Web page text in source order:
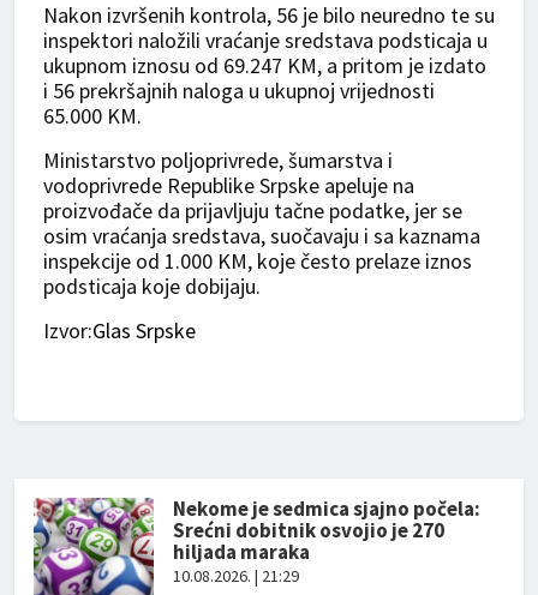
Nakon izvršenih kontrola, 56 je bilo neuredno te su
inspektori naložili vraćanje sredstava podsticaja u
ukupnom iznosu od 69.247 KM, a pritom je izdato
i 56 prekršajnih naloga u ukupnoj vrijednosti
65.000 KM.
Ministarstvo poljoprivrede, šumarstva i
vodoprivrede Republike Srpske apeluje na
proizvođače da prijavljuju tačne podatke, jer se
osim vraćanja sredstava, suočavaju i sa kaznama
inspekcije od 1.000 KM, koje često prelaze iznos
podsticaja koje dobijaju.
Izvor:Glas Srpske
Nekome je sedmica sjajno počela:
Srećni dobitnik osvojio je 270
hiljada maraka
10.08.2026. | 21:29